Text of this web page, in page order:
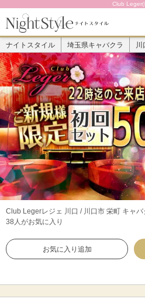
Club Leger(
ナイトスタイル 埼玉県キャバクラ 川
Club Legerレジェ 川口 / 川口市 栄町 キャバ
38人がお気に入り
お気に入り追加